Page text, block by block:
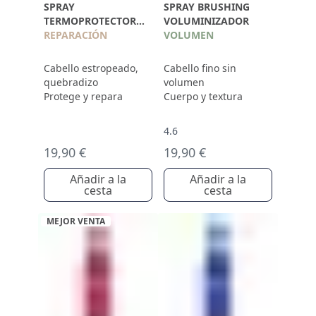
SPRAY
TERMOPROTECTOR
230°C ANTIROTURA
REPARACIÓN
Cabello estropeado,
quebradizo
Protege y repara
19,90 €
Añadir a la
cesta
SPRAY BRUSHING
VOLUMINIZADOR
VOLUMEN
Cabello fino sin
volumen
Cuerpo y textura
4.6
19,90 €
Añadir a la
cesta
MEJOR VENTA